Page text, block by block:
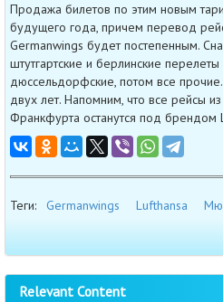
Продажа билетов по этим новым
будущего года, причем перевод
Germanwings будет постепенным.
штутгартские и берлинские
дюссельдорфские, потом все
двух лет. Напомним, что все рейсы
Франкфурта останутся под брендом
Теги: Germanwings Lufthansa
Relevant Content